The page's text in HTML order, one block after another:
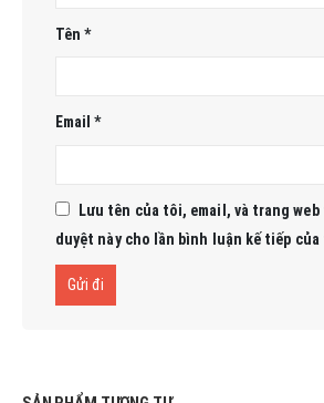
Tên*
Email*
Lưu tên của tôi, email, và trang
duyệt này cho lần bình luận kế tiếp